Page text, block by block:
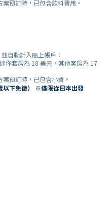
案預訂時，已包含飲料費用。
自動計入船上帳戶：
你套房為 18 美元，其他客房為 17
案預訂時，已包含小費。
以下免徵） ※僅限從日本出發